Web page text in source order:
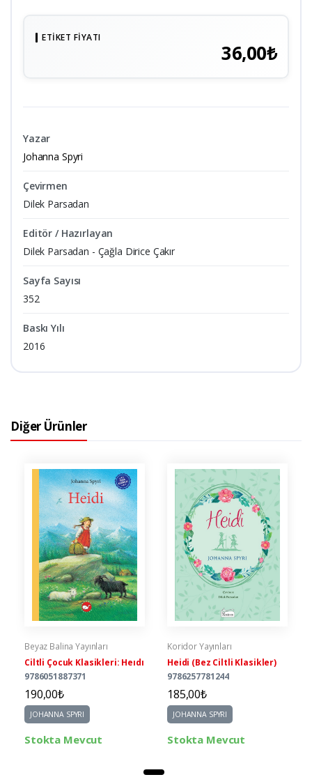
ETIKET FIYATI
36,00₺
Yazar
Johanna Spyri
Çevirmen
Dilek Parsadan
Editör / Hazırlayan
Dilek Parsadan - Çağla Dirice Çakır
Sayfa Sayısı
352
Baskı Yılı
2016
Diğer Ürünler
Beyaz Balina Yayınları
Ciltli Çocuk Klasikleri: Heıdı
9786051887371
190,00₺
JOHANNA SPYRI
Stokta Mevcut
Koridor Yayınları
Heidi (Bez Ciltli Klasikler)
9786257781244
185,00₺
JOHANNA SPYRI
Stokta Mevcut